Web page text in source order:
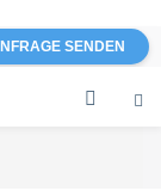
SENDEN